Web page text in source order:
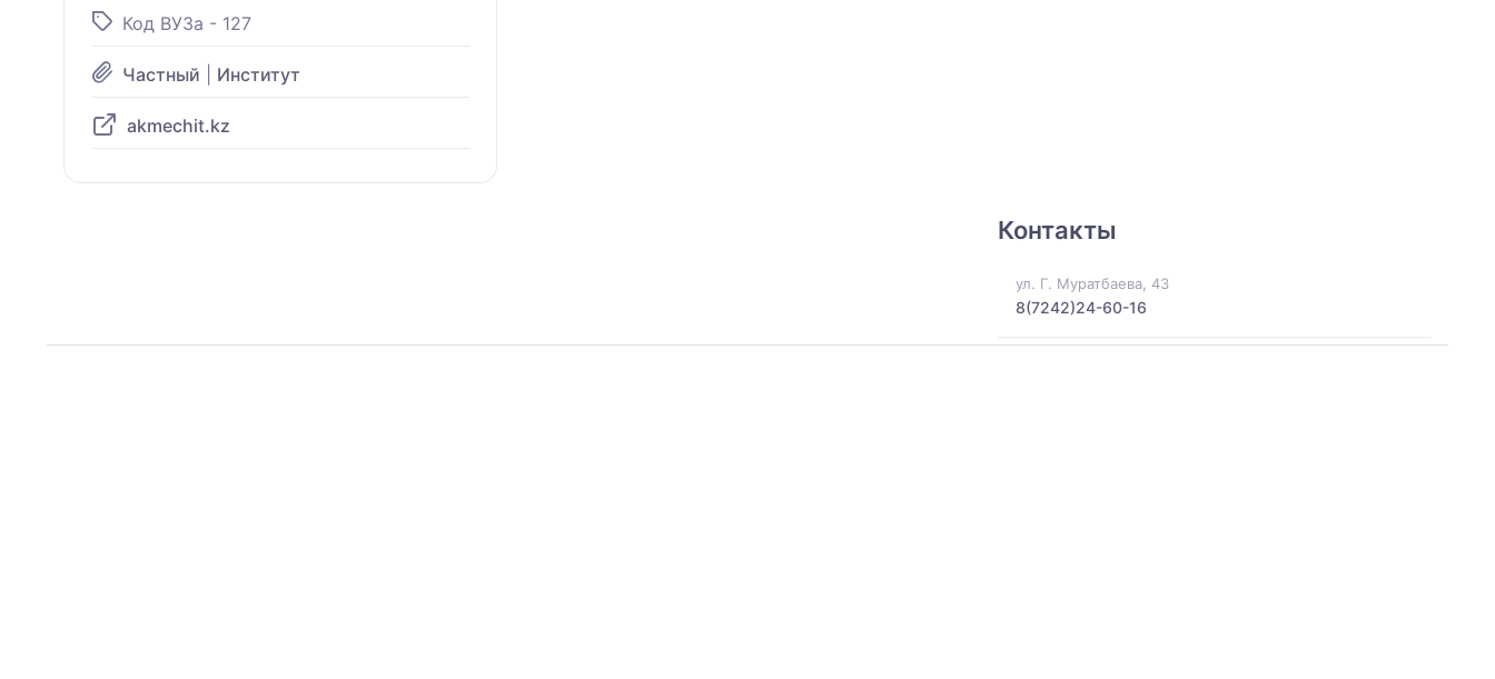
Код ВУЗа - 127
Частный Институт
akmechit.kz
Контакты
ул. Г. Муратбаева, 43
8(7242)24-60-16